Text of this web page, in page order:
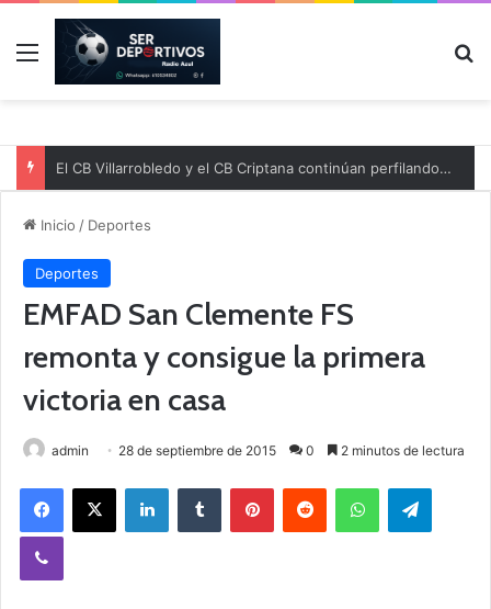
Menú
El CB Villarrobledo y el CB Criptana continúan perfilando sus plantillas
Inicio / Deportes
Deportes
EMFAD San Clemente FS
remonta y consigue la primera
victoria en casa
admin 28 de septiembre de 2015 0 2 minutos de lectura